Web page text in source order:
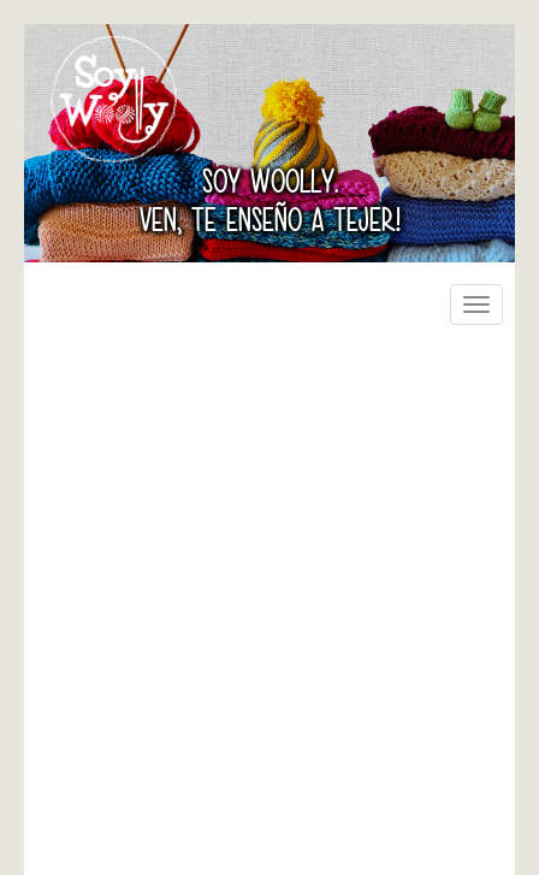
SOY WOOLLY.
VEN, TE ENSEÑO A TEJER!
Toggle